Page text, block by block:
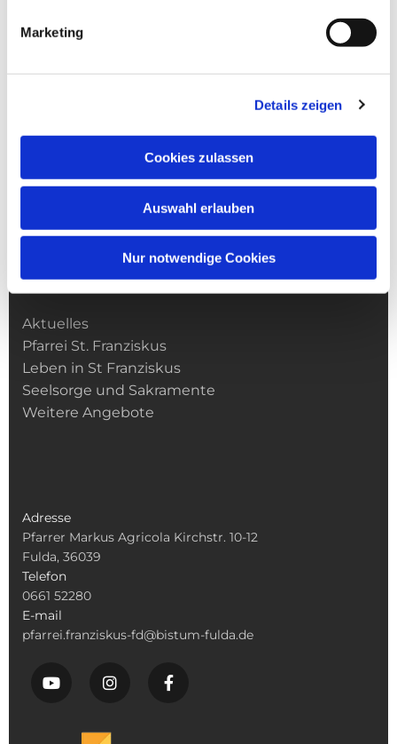
Marketing
Details zeigen
Cookies zulassen
Auswahl erlauben
Nur notwendige Cookies
Kirchengemeinde­­ St. Franziskus
Aktuelles
Pfarrei St. Franziskus
Leben in St Franziskus
Seelsorge und Sakramente
Weitere Angebote
Adresse
Pfarrer Markus Agricola Kirchstr. 10-12
Fulda, 36039
Telefon
0661 52280
E-mail
pfarrei.franziskus-fd@bistum-fulda.de